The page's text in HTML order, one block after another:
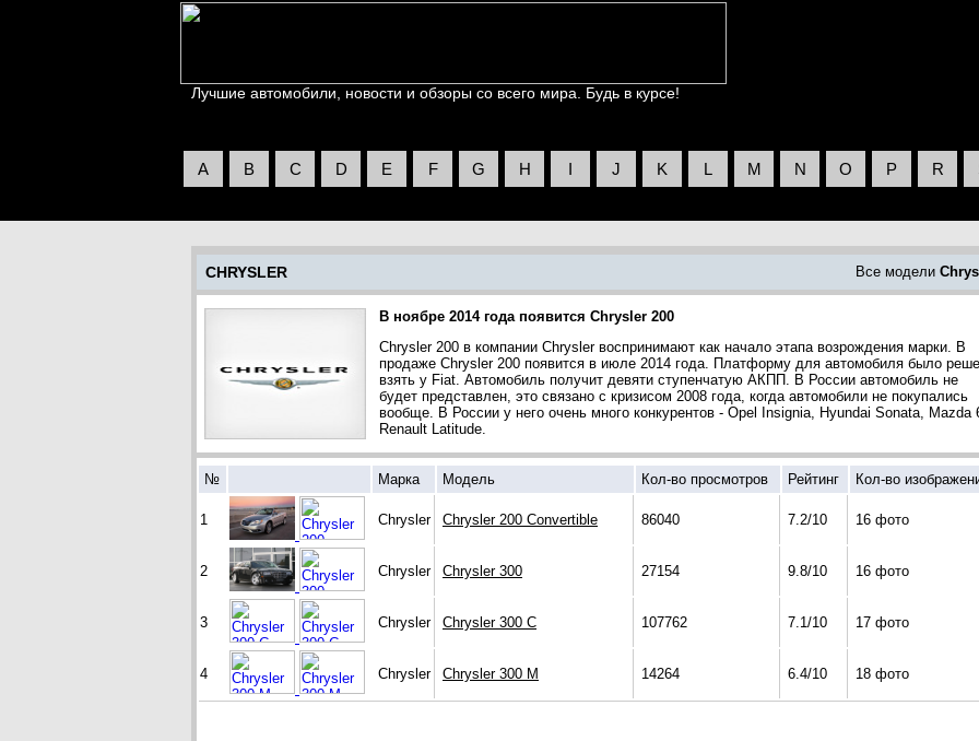
Лучшие автомобили, новости и обзоры со всего мира. Будь в курсе!
A B C D E F G H I J K L M N O P R
CHRYSLER Все модели
В ноябре 2014 года появится Chrysler 200
Chrysler 200 в компании Chrysler воспринимают как начало этапа возрождения марки. В
продаже Chrysler 200 появится в июле 2014 года. Платформу для автомобиля было
взять у Fiat. Автомобиль получит девяти ступенчатую АКПП. В России автомобиль не
будет представлен, это связано с кризисом 2008 года, когда автомобили не покупались
вообще. В России у него очень много конкурентов - Opel Insignia, Hyundai Sonata, Mazda
Renault Latitude.
№ Марка Модель Кол-во просмотров Рейтинг Кол-во
1 Chrysler Chrysler 200 Convertible 86040 7.2/10 16 фото
2 Chrysler Chrysler 300 27154 9.8/10 16 фото
3 Chrysler Chrysler 300 C 107762 7.1/10 17 фото
4 Chrysler Chrysler 300 M 14264 6.4/10 18 фото